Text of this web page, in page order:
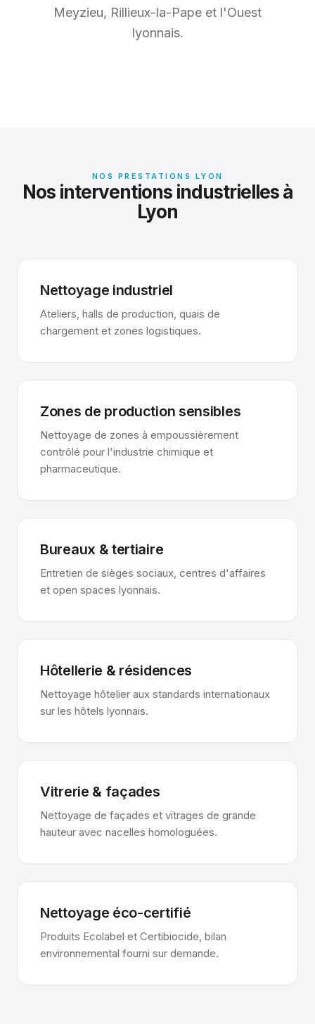
Meyzieu, Rillieux-la-Pape et l'Ouest
lyonnais.
NOS PRESTATIONS LYON
Nos interventions industrielles à
Lyon
Nettoyage industriel
Ateliers, halls de production, quais de
chargement et zones logistiques.
Zones de production sensibles
Nettoyage de zones à empoussièrement
contrôlé pour l'industrie chimique et
pharmaceutique.
Bureaux & tertiaire
Entretien de sièges sociaux, centres d'affaires
et open spaces lyonnais.
Hôtellerie & résidences
Nettoyage hôtelier aux standards internationaux
sur les hôtels lyonnais.
Vitrerie & façades
Nettoyage de façades et vitrages de grande
hauteur avec nacelles homologuées.
Nettoyage éco-certifié
Produits Ecolabel et Certibiocide, bilan
environnemental fourni sur demande.